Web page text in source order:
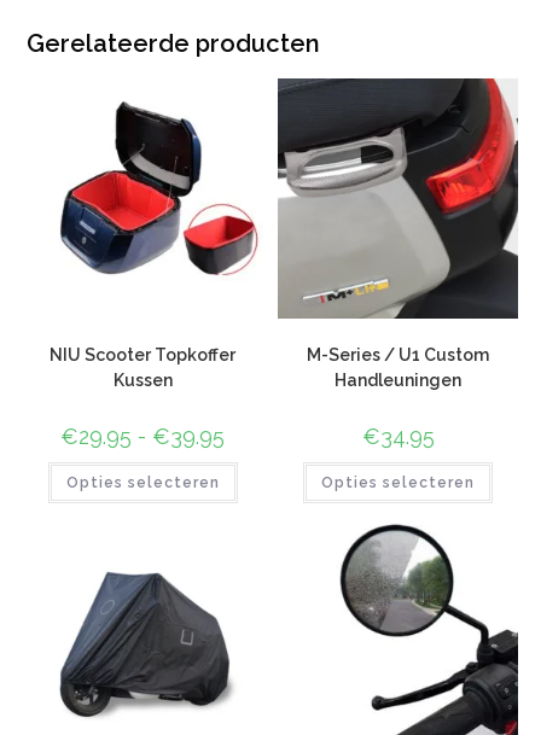
Gerelateerde producten
NIU Scooter Topkoffer
Kussen
€29.95 - €39.95
Opties selecteren
M-Series / U1 Custom
Handleuningen
€34.95
Opties selecteren